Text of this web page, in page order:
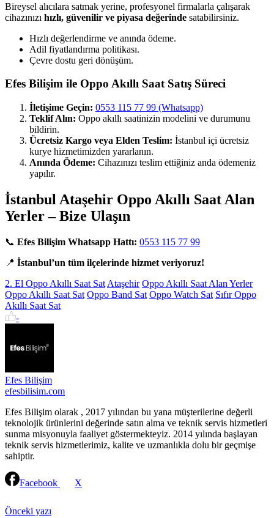
Bireysel alıcılara satmak yerine, profesyonel firmalarla çalışarak
cihazınızı hızlı, güvenilir ve piyasa değerinde satabilirsiniz.
Hızlı değerlendirme ve anında ödeme.
Adil fiyatlandırma politikası.
Çevre dostu geri dönüşüm.
Efes Bilişim ile Oppo Akıllı Saat Satış Süreci
İletişime Geçin: 0553 115 77 99 (Whatsapp)
Teklif Alın: Oppo akıllı saatinizin modelini ve durumunu
bildirin.
Ücretsiz Kargo veya Elden Teslim: İstanbul içi ücretsiz
kurye hizmetimizden yararlanın.
Anında Ödeme: Cihazınızı teslim ettiğiniz anda ödemeniz
yapılır.
İstanbul Ataşehir Oppo Akıllı Saat Alan
Yerler – Bize Ulaşın
📞 Efes Bilişim Whatsapp Hattı: 0553 115 77 99
📍 İstanbul’un tüm ilçelerinde hizmet veriyoruz!
2. El Oppo Akıllı Saat Sat Ataşehir Oppo Akıllı Saat Alan Yerler
Oppo Akıllı Saat Sat Oppo Band Sat Oppo Watch Sat Sıfır Oppo
Akıllı Saat Sat
-
Efes Bilişim
efesbilisim.com
Efes Bilişim olarak , 2017 yılından bu yana müşterilerine değerli
teknolojik ürünlerini değerinde satın alma ve teknik servis hizmetleri
sunma misyonuyla faaliyet göstermekteyiz. 2014 yılında başlayan
teknik servis hizmetlerimiz, kalite ve uzmanlıkla dolu bir geçmişe
sahiptir.
Facebook X
Reading
Önceki yazı